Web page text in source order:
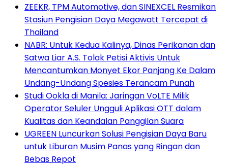
ZEEKR, TPM Automotive, dan SINEXCEL Resmikan
Stasiun Pengisian Daya Megawatt Tercepat di
Thailand
NABR: Untuk Kedua Kalinya, Dinas Perikanan dan
Satwa Liar A.S. Tolak Petisi Aktivis Untuk
Mencantumkan Monyet Ekor Panjang Ke Dalam
Undang-Undang Spesies Terancam Punah
Studi Ookla di Manila: Jaringan VoLTE Milik
Operator Seluler Ungguli Aplikasi OTT dalam
Kualitas dan Keandalan Panggilan Suara
UGREEN Luncurkan Solusi Pengisian Daya Baru
untuk Liburan Musim Panas yang Ringan dan
Bebas Repot